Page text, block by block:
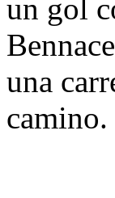
un gol
una
camino.